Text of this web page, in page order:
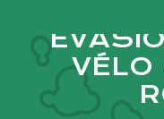
AGENDA
VÉLO